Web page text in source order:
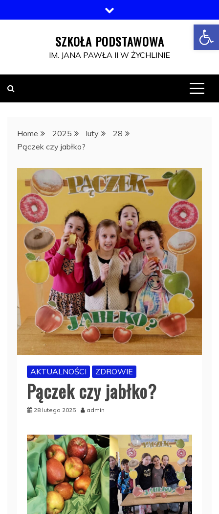
Otwórz pasek narzędzi
to
SZKOŁA PODSTAWOWA
IM. JANA PAWŁA II W ŻYCHLINIE
Home 2025 luty
28
Pączek czy jabłko?
AKTUALNOŚCI ZDROWIE
Pączek czy jabłko?
28 lutego 2025 admin